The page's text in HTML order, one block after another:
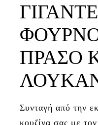
ΠΡΑΣΟ
Συνταγή από την
κουζίνα σας με